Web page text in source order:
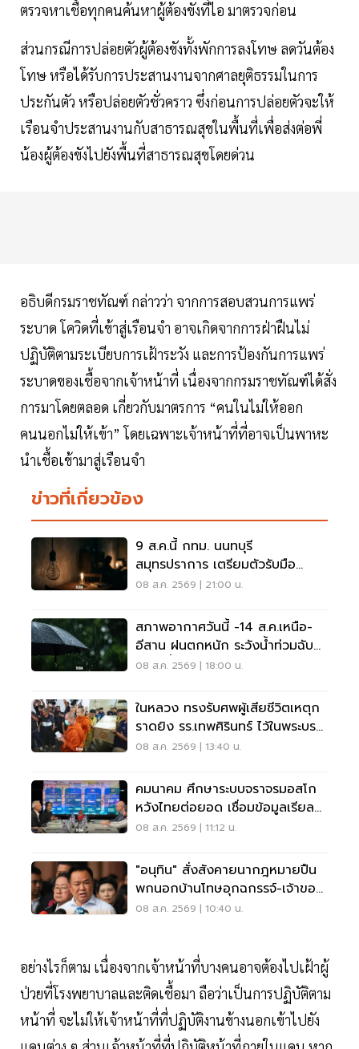
ตรวจหาเชื้อทุกคนค้นหาผู้ต้องขังที่ไอ มาตรวจก่อน
ส่วนกรณีการปล่อยตัวผู้ต้องขังทั้งพักการลงโทษ ลดวันต้อง
โทษ หรือได้รับการประสานงานจากศาลยุติธรรมในการ
ประกันตัว หรือปล่อยตัวชั่วคราว ซึ่งก่อนการปล่อยตัวจะให้
เรือนจำประสานงานกับสาธารณสุขในพื้นที่เพื่อส่งต่อพี่
น้องผู้ต้องขังไปยังพื้นที่สาธารณสุขโดยด่วน
อธิบดีกรมราชทัณฑ์ กล่าวว่า จากการสอบสวนการแพร่
ระบาด โควิดที่เข้าสู่เรือนจำ อาจเกิดจากการฝ่าฝืนไม่
ปฏิบัติตามระเบียบการเฝ้าระวัง และการป้องกันการแพร่
ระบาดของเชื้อจากเจ้าหน้าที่ เนื่องจากกรมราชทัณฑ์ได้สั่ง
การมาโดยตลอด เกี่ยวกับมาตรการ “คนในไม่ให้ออก
คนนอกไม่ให้เข้า” โดยเฉพาะเจ้าหน้าที่ที่อาจเป็นพาหะ
นำเชื้อเข้ามาสู่เรือนจำ
ข่าวที่เกี่ยวข้อง
9 ส.ค.นี้ กทม. นนทบุรี
สมุทรปราการ เตรียมตัวรับมือ
'ไฟฟ้าดับ' หลายจุด
08 ส.ค. 2569 | 21:00 น.
สภาพอากาศวันนี้ -14 ส.ค.เหนือ-
อีสาน ฝนตกหนัก ระวังน้ำท่วมฉับ
พลัน น้ำป่าไหลหลาก
08 ส.ค. 2569 | 18:00 น.
ในหลวง ทรงรับศพผู้เสียชีวิตเหตุก
ราดยิง รร.เทพศิรินทร์ ไว้ในพระบรม
ราชานุเคราะห์
08 ส.ค. 2569 | 13:40 น.
คมนาคม ศึกษาระบบจราจรมอสโก
หวังไทยต่อยอด เชื่อมข้อมูลเรียล
ไทม์ แก้รถติด
08 ส.ค. 2569 | 11:12 น.
"อนุทิน" สั่งสังคายนากฎหมายปืน
พกนอกบ้านโทษอุกฉกรรจ์-เจ้าของ
โดนหนัก
08 ส.ค. 2569 | 10:40 น.
อย่างไรก็ตาม เนื่องจากเจ้าหน้าที่บางคนอาจต้องไปเฝ้าผู้
ป่วยที่โรงพยาบาลและติดเชื้อมา ถือว่าเป็นการปฏิบัติตาม
หน้าที่ จะไม่ให้เจ้าหน้าที่ที่ปฏิบัติงานข้างนอกเข้าไปยัง